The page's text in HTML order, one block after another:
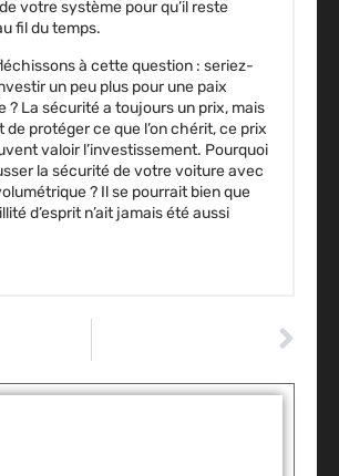
votre système pour qu’il reste
fil du temps.
à cette question : seriez-
un peu plus pour une paix
? La sécurité a toujours un prix, mais
de protéger ce que l’on chérit, ce prix
valoir l’investissement. Pourquoi
la sécurité de votre voiture avec
? Il se pourrait bien que
d’esprit n’ait jamais été aussi